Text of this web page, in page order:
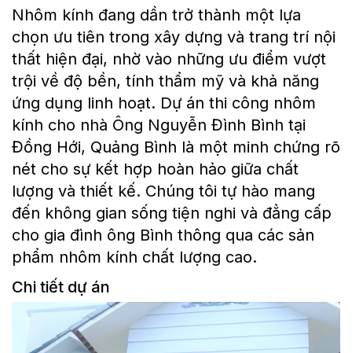
Nhôm kính đang dần trở thành một lựa
chọn ưu tiên trong xây dựng và trang trí nội
thất hiện đại, nhờ vào những ưu điểm vượt
trội về độ bền, tính thẩm mỹ và khả năng
ứng dụng linh hoạt. Dự án thi công nhôm
kính cho nhà Ông Nguyễn Đình Bình tại
Đồng Hới, Quảng Bình là một minh chứng rõ
nét cho sự kết hợp hoàn hảo giữa chất
lượng và thiết kế. Chúng tôi tự hào mang
đến không gian sống tiện nghi và đẳng cấp
cho gia đình ông Bình thông qua các sản
phẩm nhôm kính chất lượng cao.
Chi tiết dự án